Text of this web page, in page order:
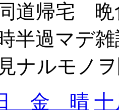
道帰宅
半過マデ
ナルモノ
日 金 晴